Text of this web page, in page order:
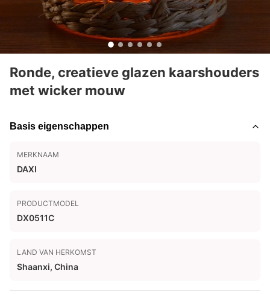
Ronde, creatieve glazen kaarshouders
met wicker mouw
Basis eigenschappen
MERKNAAM
DAXI
PRODUCTMODEL
DX0511C
LAND VAN HERKOMST
Shaanxi, China